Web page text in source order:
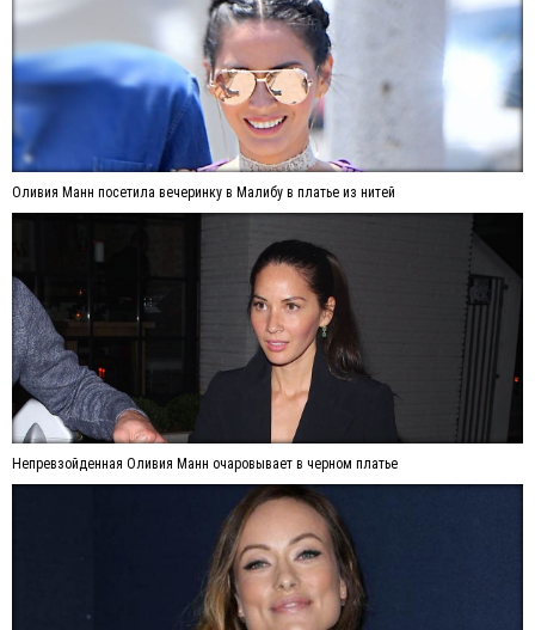
Оливия Манн посетила вечеринку в Малибу в платье из нитей
Непревзойденная Оливия Манн очаровывает в черном платье